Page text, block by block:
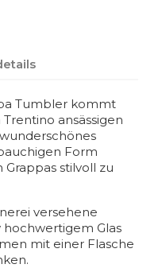
Tumbler kommt
ansässigen
Form
stilvoll zu
versehene
hochwertigem Glas
mit einer Flasche